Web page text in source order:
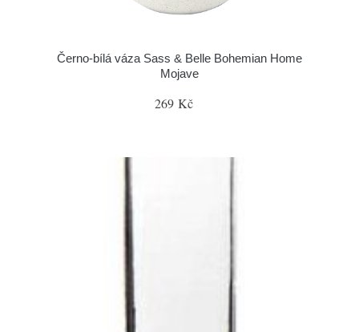
Černo-bílá váza Sass & Belle Bohemian Home
Mojave
269 Kč